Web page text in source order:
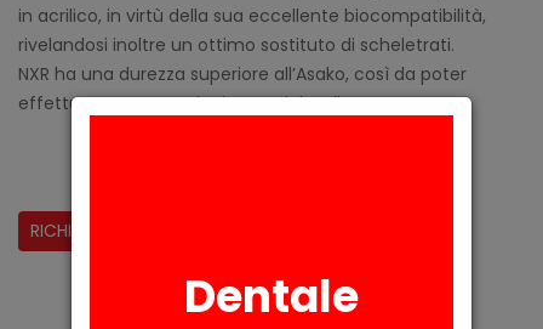
in acrilico, in virtù della sua eccellente biocompatibilità,
rivelandosi inoltre un ottimo sostituto di scheletrati.
NXR ha una durezza superiore all’Asako, così da poter
effettuare progettazioni protesiche diverse.
RICHIESTA INFORMAZIONI
Dentale